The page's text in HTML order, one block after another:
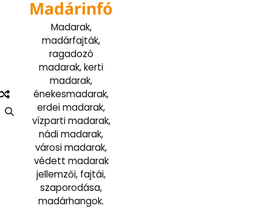
Madárinfó
Madarak,
madárfajták,
ragadozó
madarak, kerti
madarak,
énekesmadarak,
erdei madarak,
vízparti madarak,
nádi madarak,
városi madarak,
védett madarak
jellemzői, fajtái,
szaporodása,
madárhangok.